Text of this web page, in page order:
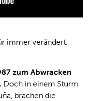
immer verändert.
zum Abwracken
Doch in einem Sturm
brachen die